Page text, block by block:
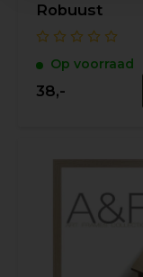
Robuust
Op voorraad
38,-